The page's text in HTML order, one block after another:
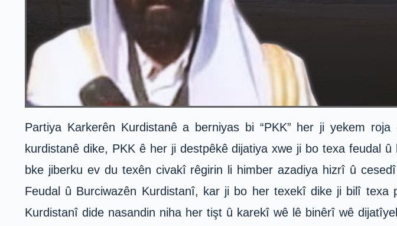
Partiya Karkerên Kurdistanê a berniyas bi “PKK” her ji yekem
kurdistanê dike, PKK ê her ji destpêkê dijatiya xwe ji bo texa feudal
bke jiberku ev du texên civakî rêgirin li himber azadiya hizrî û
Feudal û Burciwazên Kurdistanî, kar ji bo her texekî dike ji bilî
Kurdistanî dide nasandin niha her tişt û karekî wê lê binêrî wê